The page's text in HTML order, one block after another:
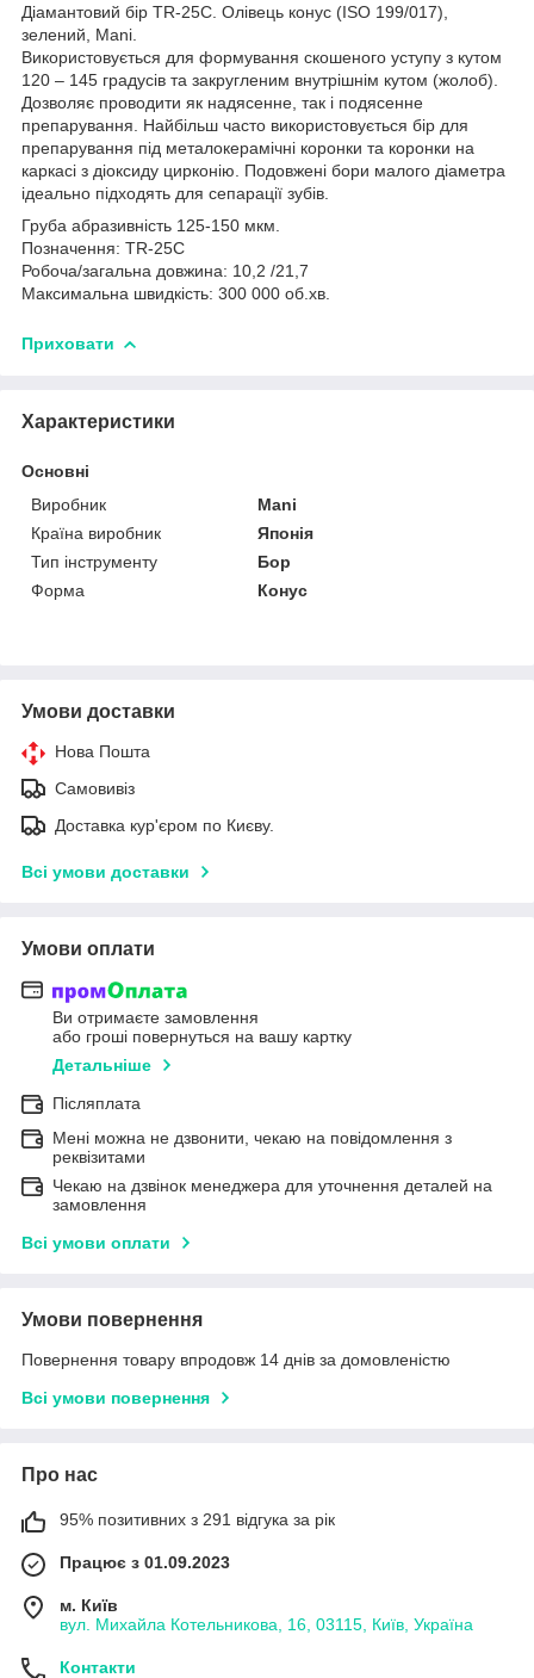
Діамантовий бір TR-25C. Олівець конус (ISO 199/017),
зелений, Mani.
Використовується для формування скошеного уступу з кутом
120 – 145 градусів та закругленим внутрішнім кутом (жолоб).
Дозволяє проводити як надясенне, так і подясенне
препарування. Найбільш часто використовується бір для
препарування під металокерамічні коронки та коронки на
каркасі з діоксиду цирконію. Подовжені бори малого діаметра
ідеально підходять для сепарації зубів.
Груба абразивність 125-150 мкм.
Позначення: TR-25C
Робоча/загальна довжина: 10,2 /21,7
Максимальна швидкість: 300 000 об.хв.
Приховати
Характеристики
Основні
Виробник
Mani
Країна виробник
Японія
Тип інструменту
Бор
Форма
Конус
Умови доставки
Нова Пошта
Самовивіз
Доставка кур'єром по Києву.
Всі умови доставки
Умови оплати
Ви отримаєте замовлення
або гроші повернуться на вашу картку
Детальніше
Післяплата
Мені можна не дзвонити, чекаю на повідомлення з
реквізитами
Чекаю на дзвінок менеджера для уточнення деталей на
замовлення
Всі умови оплати
Умови повернення
Повернення товару впродовж 14 днів за домовленістю
Всі умови повернення
Про нас
95% позитивних з 291 відгука за рік
Працює з 01.09.2023
м. Київ
вул. Михайла Котельникова, 16, 03115, Київ, Україна
Контакти